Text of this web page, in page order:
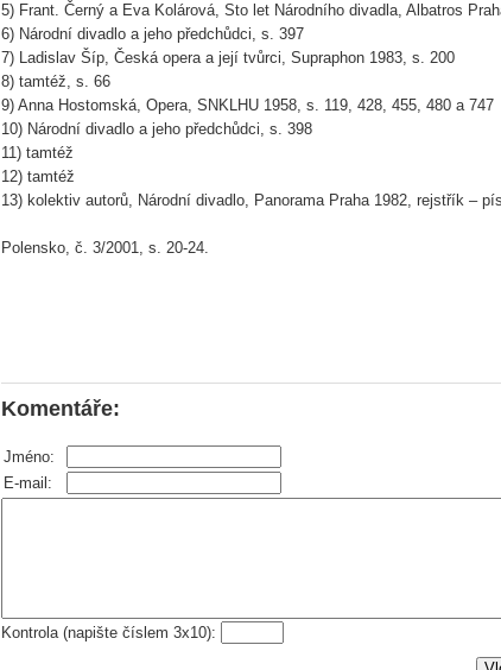
5) Frant. Černý a Eva Kolárová, Sto let Národního divadla, Albatros
6) Národní divadlo a jeho předchůdci, s. 397
7) Ladislav Šíp, Česká opera a její tvůrci, Supraphon 1983, s. 200
8) tamtéž, s. 66
9) Anna Hostomská, Opera, SNKLHU 1958, s. 119, 428, 455, 480 a 747
10) Národní divadlo a jeho předchůdci, s. 398
11) tamtéž
12) tamtéž
13) kolektiv autorů, Národní divadlo, Panorama Praha 1982, rejstřík –
Polensko, č. 3/2001, s. 20-24.
Komentáře:
Jméno:
E-mail:
Kontrola (napište číslem 3x10):